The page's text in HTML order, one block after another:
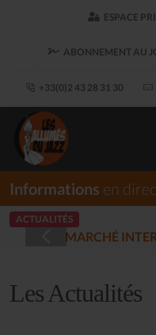
ESPACE
ABONNEMENT AU
+33(0)2 43 28 31 30
Informations en
ACTUALITÉS
Les Actualités